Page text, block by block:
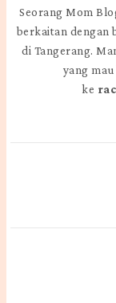
Seorang Mom
berkaitan dengan
di Tangerang.
yang
ke